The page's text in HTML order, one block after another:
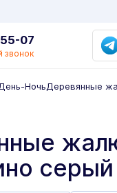
07
звонок
НочьДеревянные
серый